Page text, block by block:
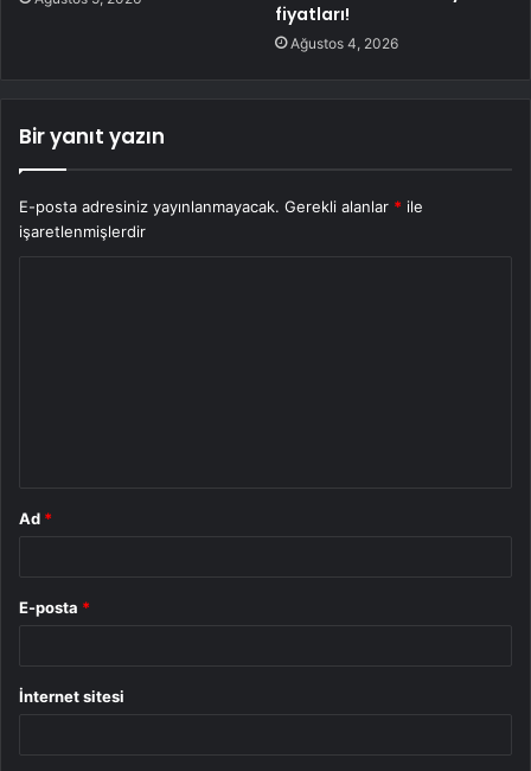
fiyatları!
Ağustos 4, 2026
Bir yanıt yazın
E-posta adresiniz yayınlanmayacak. Gerekli alanlar * ile
işaretlenmişlerdir
Ad *
E-posta *
İnternet sitesi